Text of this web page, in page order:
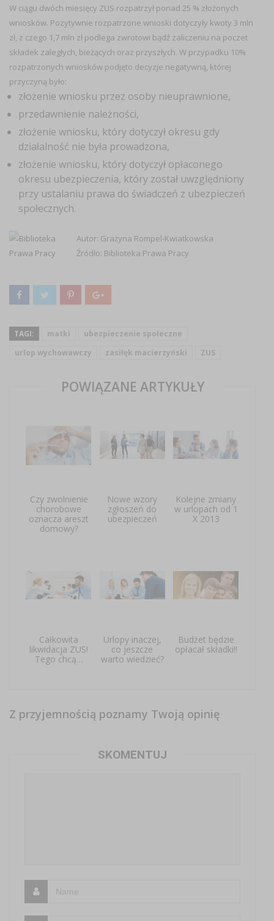
W ciągu dwóch miesięcy ZUS rozpatrzył ponad 25 % złożonych
wniosków. Pozytywnie rozpatrzone wnioski dotyczyły kwoty 3 mln
zł, z czego 1,7 mln zł podlega zwrotowi bądź zaliczeniu na poczet
składek zaległych, bieżących oraz przyszłych. W przypadku 10%
rozpatrzonych wniosków podjęto decyzje negatywną, której
przyczyną było:
złożenie wniosku przez osoby nieuprawnione,
przedawnienie należności,
złożenie wniosku, który dotyczył okresu gdy
działalność nie była prowadzona,
złożenie wniosku, który dotyczył opłaconego
okresu ubezpieczenia, który został uwzględniony
przy ustalaniu prawa do świadczeń z ubezpieczeń
społecznych.
Autor: Grażyna Rompel-Kwiatkowska
Źródło: Biblioteka Prawa Pracy
TAGI: matki
ubezpieczenie społeczne
urlop wychowawczy
zasiłęk macierzyński ZUS
POWIĄZANE ARTYKUŁY
Czy zwolnienie
chorobowe
oznacza areszt
domowy?
Nowe wzory
zgłoszeń do
ubezpieczeń
Kolejne zmiany
w urlopach od 1
X 2013
Całkowita
likwidacja ZUS!
Tego chcą…
Urlopy inaczej,
co jeszcze
warto wiedzieć?
Budżet będzie
opłacał składki!!
Z przyjemnością poznamy Twoją opinię
SKOMENTUJ